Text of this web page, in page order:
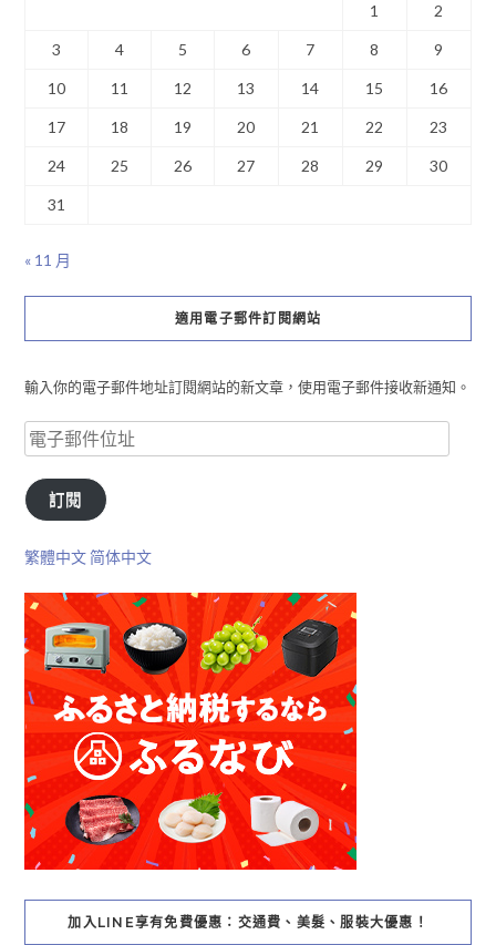
1 2
3 4 5 6 7 8 9
10 11 12 13 14 15 16
17 18 19 20 21 22 23
24 25 26 27 28 29 30
31
« 11 月
適用電子郵件訂閱網站
輸入你的電子郵件地址訂閱網站的新文章，使用電子郵件接收新通知。
訂閱
繁體中文 简体中文
加入LINE享有免費優惠：交通費、美髮、服裝大優惠！